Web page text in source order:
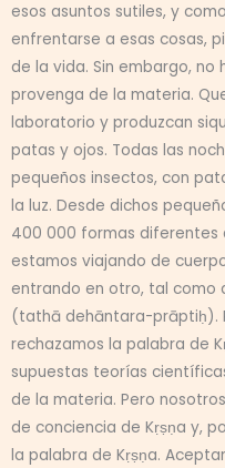
esos asuntos sutiles, y
enfrentarse a esas cosas,
de la vida. Sin embargo,
provenga de la materia.
laboratorio y produzcan
patas y ojos. Todas las
pequeños insectos, con
la luz. Desde dichos
400 000 formas diferentes
estamos viajando de
entrando en otro, tal como
(tathā dehāntara-prāptiḥ).
rechazamos la palabra de
supuestas teorías
de la materia. Pero
de conciencia de Kṛṣṇa y,
la palabra de Kṛṣṇa.